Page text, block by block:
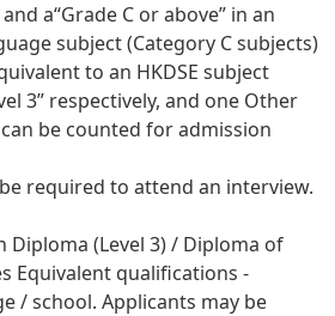
a“Grade C or above” in an
subject (Category C subjects)
to an HKDSE subject
3” respectively, and one Other
be counted for admission
required to attend an interview.
Diploma (Level 3) / Diploma of
Equivalent qualifications -
/ school. Applicants may be